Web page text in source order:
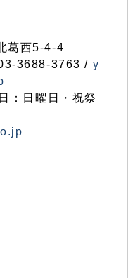
葛西5-4-4
3688-3763 / y
：日曜日・祝祭